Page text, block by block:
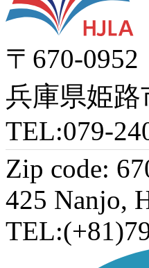
〒670‐0952
兵庫県姫路
TEL:079-
Zip code:
425 Nanjo,